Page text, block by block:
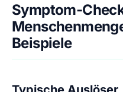
Symptom-
Beispiele